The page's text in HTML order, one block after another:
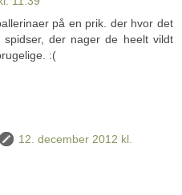
på en prik. der hvor det
der nager de heelt vildt
:(
12. december 2012 kl.